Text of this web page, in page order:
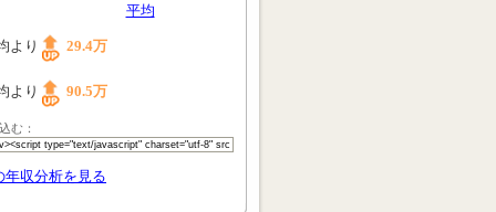
平均
より 29.4万
より 90.5万
む：
年収分析を見る